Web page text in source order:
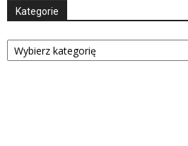
Kategorie
Kategorie